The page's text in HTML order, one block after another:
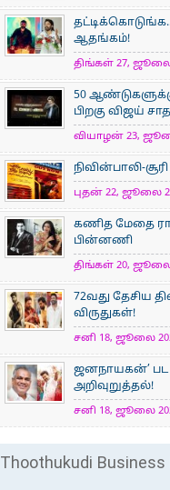
ஆதங்கம்!
திங்கள் 27, ஜூலை
50
பிறகு விஜய்
வியாழன் 23, ஜூலை
நிவின்பாலி-
புதன் 22, ஜூலை
கணித மேதை
பின்னணி
திங்கள் 20, ஜூலை
72வது தேசிய
விருதுகள்!
சனி 18, ஜூலை
ஜனநாயகன்’
அறிவுறுத்தல்!
சனி 18, ஜூலை
Thoothukudi